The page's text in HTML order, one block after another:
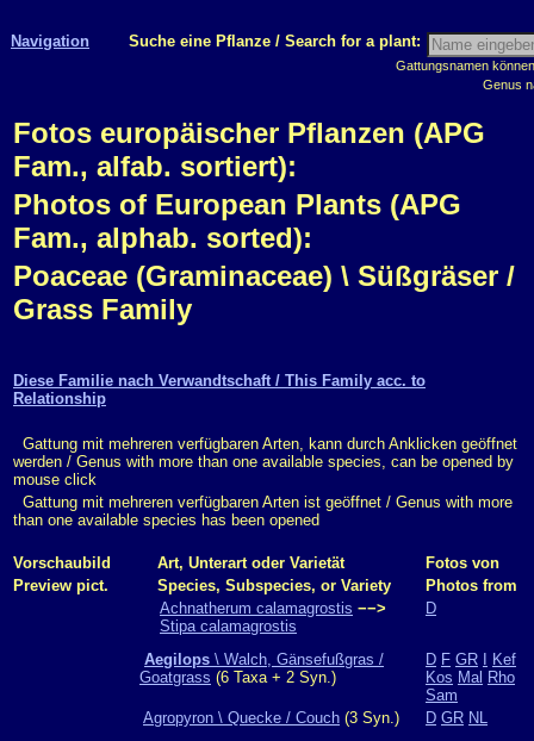
Navigation Suche eine Pflanze / Search for a plant:
Gattungsnamen
Genus
Fotos europäischer Pflanzen (APG
Fam., alfab. sortiert):
Photos of European Plants (APG
Fam., alphab. sorted):
Poaceae (Graminaceae) \ Süßgräser /
Grass Family
Diese Familie nach Verwandtschaft / This Family acc. to
Relationship
Gattung mit mehreren verfügbaren Arten, kann durch Anklicken geöffnet
werden / Genus with more than one available species, can be opened by
mouse click
Gattung mit mehreren verfügbaren Arten ist geöffnet / Genus with more
than one available species has been opened
Vorschaubild Art, Unterart oder Varietät
Fotos von
Preview pict.
Species, Subspecies, or Variety
Photos from
Achnatherum calamagrostis −−>
Stipa calamagrostis
D
Aegilops \ Walch, Gänsefußgras /
Goatgrass (6 Taxa + 2 Syn.)
D F GR
Kef
Kos Mal Rho
Sam
Agropyron \ Quecke / Couch (3 Syn.) D GR NL